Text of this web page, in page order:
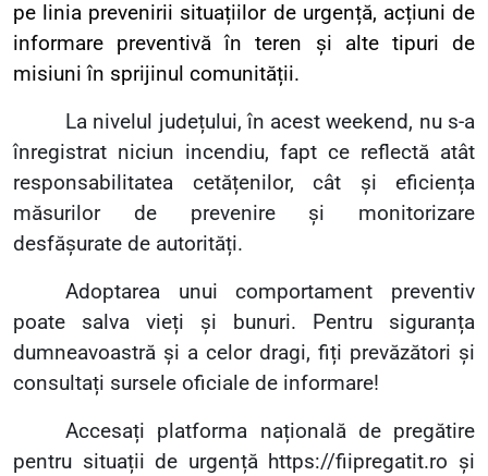
pe linia prevenirii situațiilor de urgență, acțiuni de
informare preventivă în teren și alte tipuri de
misiuni în sprijinul comunității.
La nivelul județului, în acest weekend, nu s-a
înregistrat niciun incendiu, fapt ce reflectă atât
responsabilitatea cetățenilor, cât și eficiența
măsurilor de prevenire și monitorizare
desfășurate de autorități.
Adoptarea unui comportament preventiv
poate salva vieți și bunuri. Pentru siguranța
dumneavoastră și a celor dragi, fiți prevăzători și
consultați sursele oficiale de informare!
Accesați platforma națională de pregătire
pentru situații de urgență https://fiipregatit.ro și